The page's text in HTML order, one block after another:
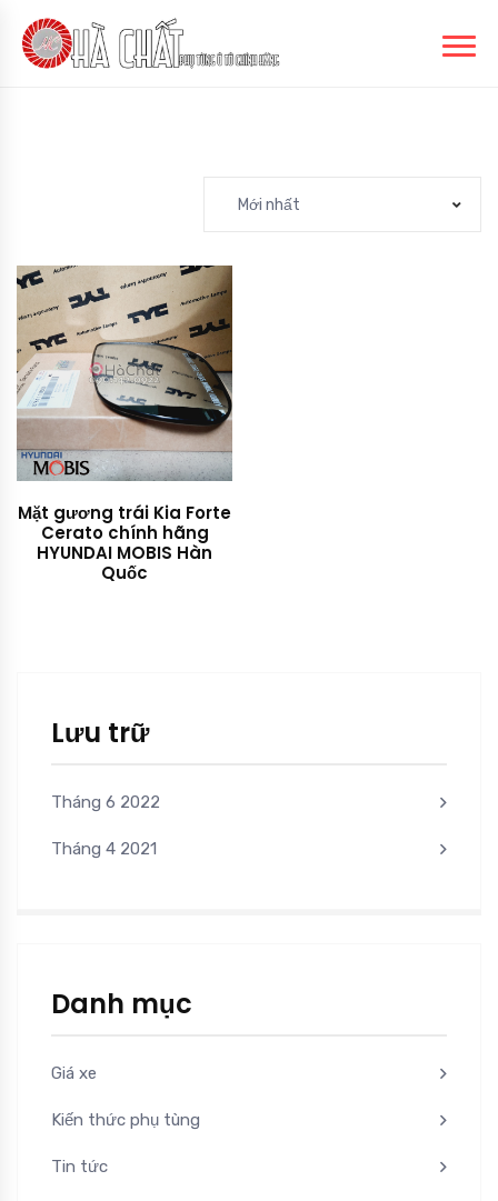
Lưu trữ
Tháng 6 2022
Tháng 4 2021
Danh mục
Giá xe
Kiến thức phụ tùng
Tin tức
Mới nhất
Mặt gương trái Kia Forte
Cerato chính hãng
HYUNDAI MOBIS Hàn
Quốc